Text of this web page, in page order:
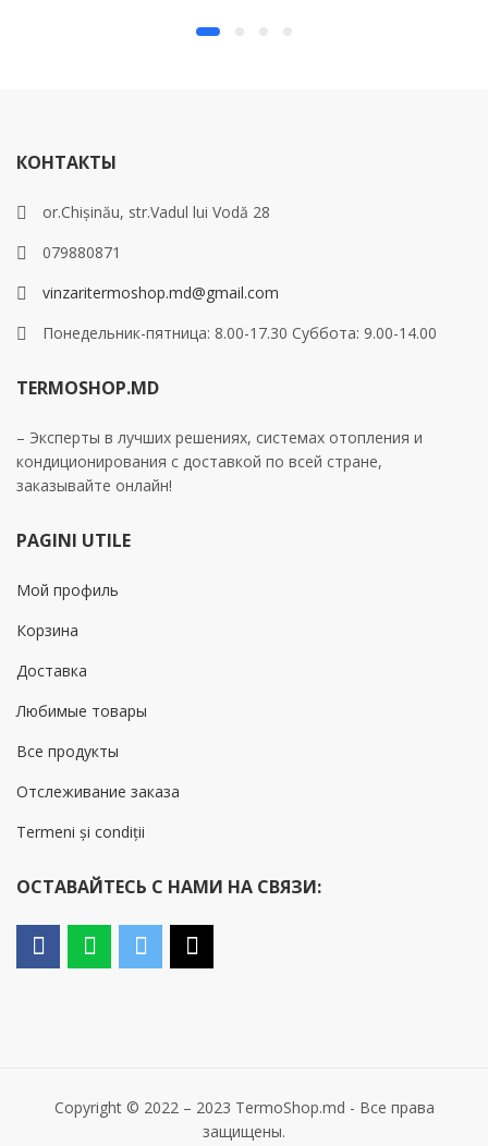
КОНТАКТЫ
or.Chișinău, str.Vadul lui Vodă 28
079880871
vinzaritermoshop.md@gmail.com
Понедельник-пятница: 8.00-17.30 Суббота: 9.00-14.00
TERMOSHOP.MD
– Эксперты в лучших решениях, системах отопления и
кондиционирования с доставкой по всей стране,
заказывайте онлайн!
PAGINI UTILE
Мой профиль
Корзина
Доставка
Любимые товары
Все продукты
Отслеживание заказа
Termeni și condiții
ОСТАВАЙТЕСЬ С НАМИ НА СВЯЗИ:
Copyright © 2022 – 2023 TermoShop.md - Все права
защищены.